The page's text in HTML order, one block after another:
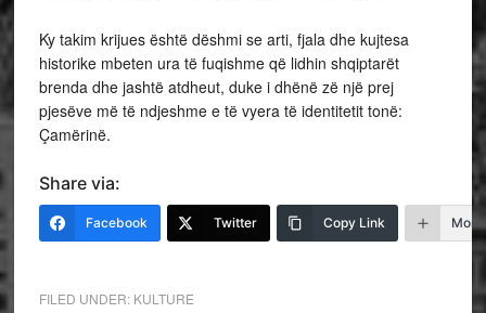
Ky takim krijues është dëshmi se arti, fjala dhe kujtesa
historike mbeten ura të fuqishme që lidhin shqiptarët
brenda dhe jashtë atdheut, duke i dhënë zë një prej
pjesëve më të ndjeshme e të vyera të identitetit tonë:
Çamërinë.
Share via:
Facebook Twitter Copy Link More
FILED UNDER: KULTURE